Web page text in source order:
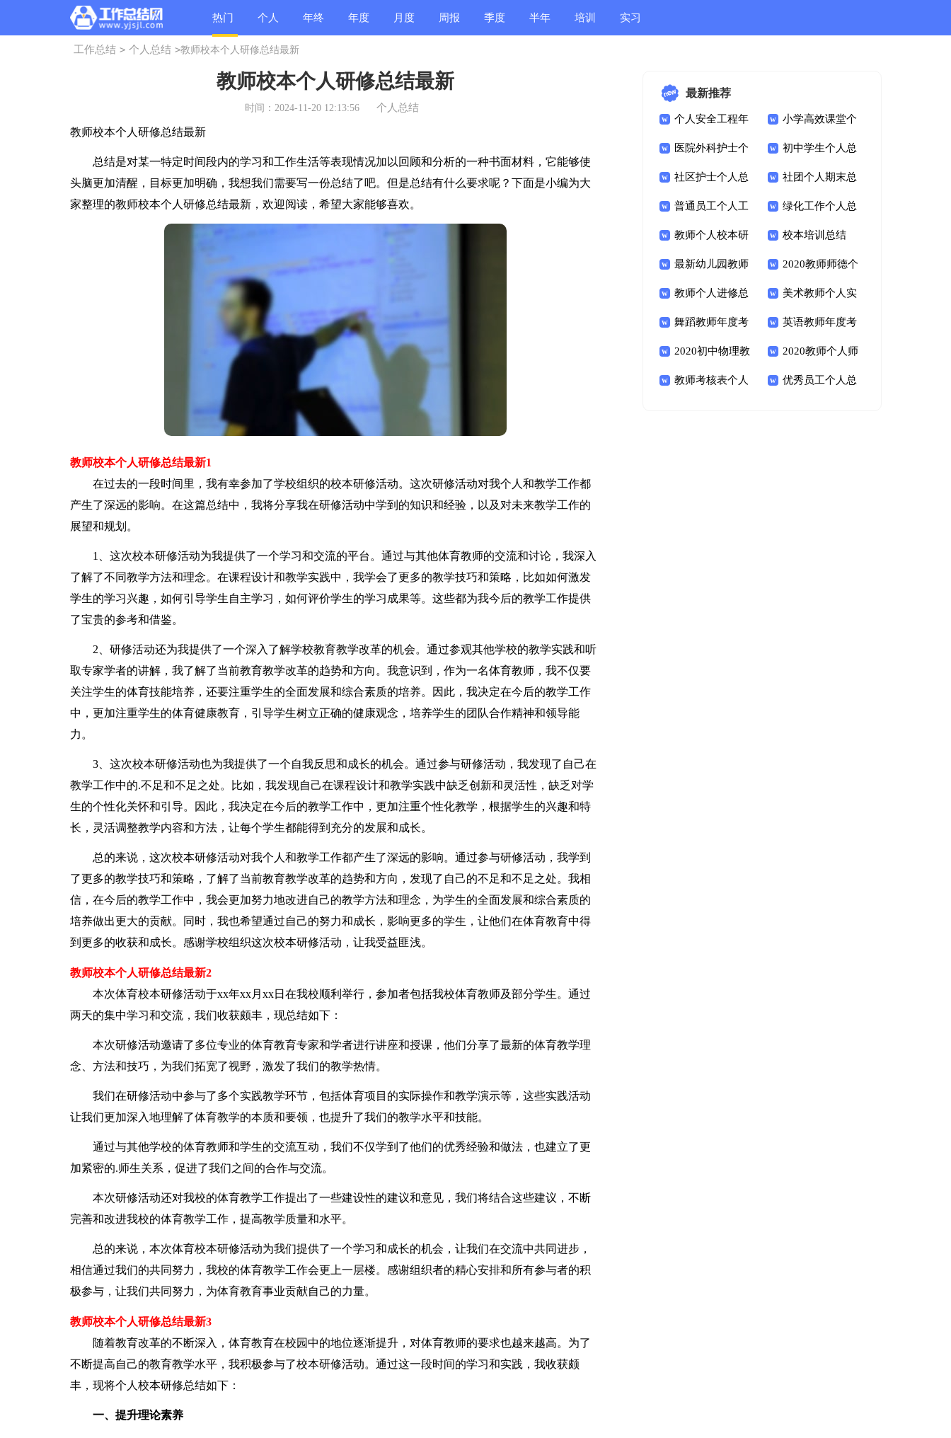
热门
总结
个人
总结
年终 年度 月度 周报 季度 半年 培训 实习
工作总结 > 个人总结 >教师校本个人研修总结最新
教师校本个人研修总结最新
时间：2024-11-20 12:13:56 个人总结
教师校本个人研修总结最新
总结是对某一特定时间段内的学习和工作生活等表现情况加以回顾和分析的一种书面材料，它能够使
头脑更加清醒，目标更加明确，我想我们需要写一份总结了吧。但是总结有什么要求呢？下面是小编为大
家整理的教师校本个人研修总结最新，欢迎阅读，希望大家能够喜欢。
教师校本个人研修总结最新1
在过去的一段时间里，我有幸参加了学校组织的校本研修活动。这次研修活动对我个人和教学工作都
产生了深远的影响。在这篇总结中，我将分享我在研修活动中学到的知识和经验，以及对未来教学工作的
展望和规划。
1、这次校本研修活动为我提供了一个学习和交流的平台。通过与其他体育教师的交流和讨论，我深入
了解了不同教学方法和理念。在课程设计和教学实践中，我学会了更多的教学技巧和策略，比如如何激发
学生的学习兴趣，如何引导学生自主学习，如何评价学生的学习成果等。这些都为我今后的教学工作提供
了宝贵的参考和借鉴。
2、研修活动还为我提供了一个深入了解学校教育教学改革的机会。通过参观其他学校的教学实践和听
取专家学者的讲解，我了解了当前教育教学改革的趋势和方向。我意识到，作为一名体育教师，我不仅要
关注学生的体育技能培养，还要注重学生的全面发展和综合素质的培养。因此，我决定在今后的教学工作
中，更加注重学生的体育健康教育，引导学生树立正确的健康观念，培养学生的团队合作精神和领导能
力。
3、这次校本研修活动也为我提供了一个自我反思和成长的机会。通过参与研修活动，我发现了自己在
教学工作中的.不足和不足之处。比如，我发现自己在课程设计和教学实践中缺乏创新和灵活性，缺乏对学
生的个性化关怀和引导。因此，我决定在今后的教学工作中，更加注重个性化教学，根据学生的兴趣和特
长，灵活调整教学内容和方法，让每个学生都能得到充分的发展和成长。
总的来说，这次校本研修活动对我个人和教学工作都产生了深远的影响。通过参与研修活动，我学到
了更多的教学技巧和策略，了解了当前教育教学改革的趋势和方向，发现了自己的不足和不足之处。我相
信，在今后的教学工作中，我会更加努力地改进自己的教学方法和理念，为学生的全面发展和综合素质的
培养做出更大的贡献。同时，我也希望通过自己的努力和成长，影响更多的学生，让他们在体育教育中得
到更多的收获和成长。感谢学校组织这次校本研修活动，让我受益匪浅。
教师校本个人研修总结最新2
本次体育校本研修活动于xx年xx月xx日在我校顺利举行，参加者包括我校体育教师及部分学生。通过
两天的集中学习和交流，我们收获颇丰，现总结如下：
本次研修活动邀请了多位专业的体育教育专家和学者进行讲座和授课，他们分享了最新的体育教学理
念、方法和技巧，为我们拓宽了视野，激发了我们的教学热情。
我们在研修活动中参与了多个实践教学环节，包括体育项目的实际操作和教学演示等，这些实践活动
让我们更加深入地理解了体育教学的本质和要领，也提升了我们的教学水平和技能。
通过与其他学校的体育教师和学生的交流互动，我们不仅学到了他们的优秀经验和做法，也建立了更
加紧密的.师生关系，促进了我们之间的合作与交流。
本次研修活动还对我校的体育教学工作提出了一些建设性的建议和意见，我们将结合这些建议，不断
完善和改进我校的体育教学工作，提高教学质量和水平。
总的来说，本次体育校本研修活动为我们提供了一个学习和成长的机会，让我们在交流中共同进步，
相信通过我们的共同努力，我校的体育教学工作会更上一层楼。感谢组织者的精心安排和所有参与者的积
极参与，让我们共同努力，为体育教育事业贡献自己的力量。
教师校本个人研修总结最新3
随着教育改革的不断深入，体育教育在校园中的地位逐渐提升，对体育教师的要求也越来越高。为了
不断提高自己的教育教学水平，我积极参与了校本研修活动。通过这一段时间的学习和实践，我收获颇
丰，现将个人校本研修总结如下：
一、提升理论素养
最新推荐
个人安全工程年
度总结
小学高效课堂个
人总结
医院外科护士个
人总结
初中学生个人总
结
社区护士个人总
结
社团个人期末总
结
普通员工个人工
作总结
绿化工作个人总
结
教师个人校本研
修工作总结
校本培训总结
最新幼儿园教师
年度考核个人总结
2020教师师德个
人总结
教师个人进修总
结范文
美术教师个人实
习总结
舞蹈教师年度考
核个人总结范文
英语教师年度考
核个人总结范文
2020初中物理教
师年度考核个人总结
2020教师个人师
德总结300字
教师考核表个人 优秀员工个人总